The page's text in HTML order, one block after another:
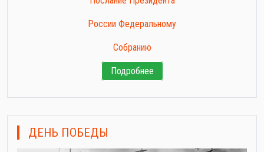
России Федеральному
Собранию
Подробнее
ДЕНЬ ПОБЕДЫ